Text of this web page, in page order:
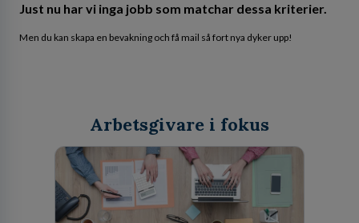
Just nu har vi inga jobb som matchar dessa kriterier.
Men du kan skapa en bevakning och få mail så fort nya dyker upp!
Arbetsgivare i fokus